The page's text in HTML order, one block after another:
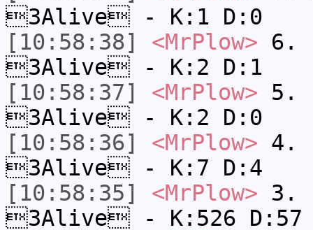
3Alive - K:1 D:0
[10:58:38]
<MrPlow> 6.
3Alive - K:2 D:1
[10:58:37]
<MrPlow> 5.
3Alive - K:2 D:0
[10:58:36]
<MrPlow> 4.
3Alive - K:7 D:4
[10:58:35]
<MrPlow> 3.
3Alive - K:526 D:57